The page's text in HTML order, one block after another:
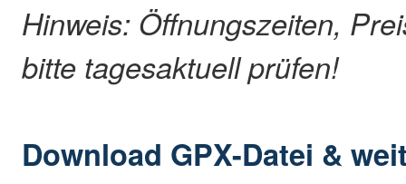
Hinweis: Öffnungszeiten,
bitte tagesaktuell prüfen!
Download GPX-Datei &